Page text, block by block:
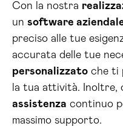
Con la nostra
un software
preciso alle tue
accurata delle tue
personalizzato che ti
la tua attività. Inoltre,
assistenza continuo
massimo supporto.